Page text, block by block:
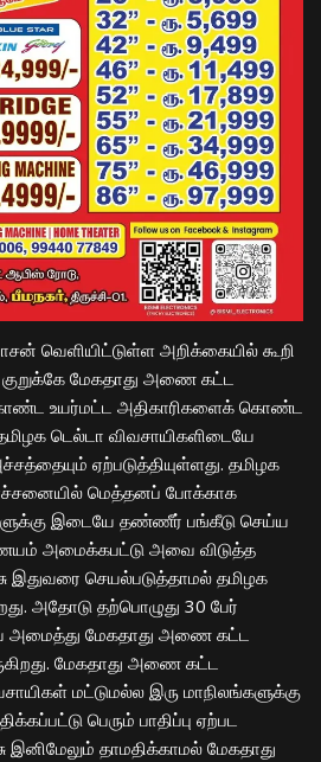
வெளியிட்டுள்ள அறிக்கையில் கூறி
குறுக்கே மேகதாது அணை கட்ட
உயர்மட்ட அதிகாரிகளைக் கொண்ட
டெல்டா விவசாயிகளிடையே
ஏற்படுத்தியுள்ளது. தமிழக
மெத்தனப் போக்காக
இடையே தண்ணீர் பங்கீடு செய்ய
அமைக்கபட்டு அவை விடுத்த
செயல்படுத்தாமல் தமிழக
அதோடு தற்பொழுது 30 பேர்
அமைத்து மேகதாது அணை கட்ட
மேகதாது அணை கட்ட
மட்டுமல்ல இரு மாநிலங்களுக்கு
பெரும் பாதிப்பு ஏற்பட
இனிமேலும் தாமதிக்காமல் மேகதாது